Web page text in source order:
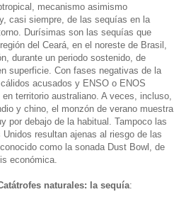
mecanismo asimismo
casi siempre, de las sequías en la
Durísimas son las sequías que
del Ceará, en el noreste de Brasil,
durante un periodo sostenido, de
superficie. Con fases negativas de la
acusados y ENSO o ENOS
territorio australiano. A veces, incluso,
y chino, el monzón de verano muestra
por debajo de la habitual. Tampoco las
resultan ajenas al riesgo de las
como la sonada Dust Bowl, de
económica.
naturales: la sequía: